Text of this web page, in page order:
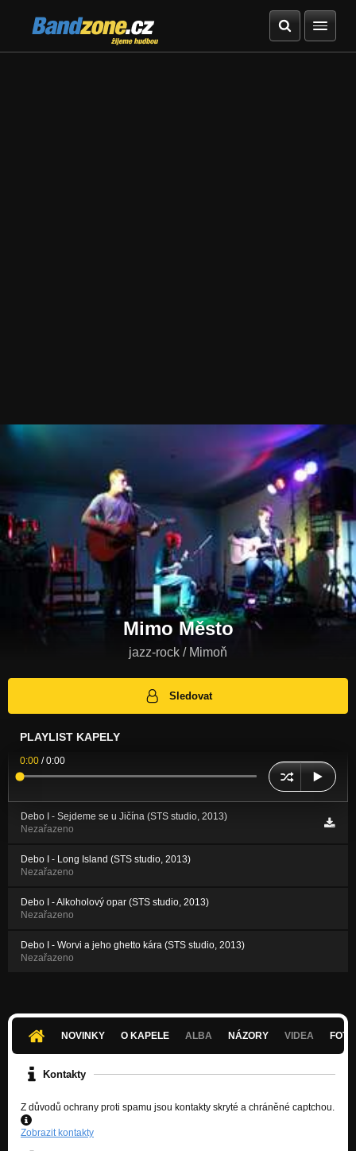
Bandzone.cz
žijeme hudbou
Mimo Město
jazz-rock / Mimoň
Sledovat
PLAYLIST KAPELY
0:00 /0:00
Debo I - Sejdeme se u Jičína (STS studio, 2013)
Nezařazeno
Debo I - Long Island (STS studio, 2013)
Nezařazeno
Debo I - Alkoholový opar (STS studio, 2013)
Nezařazeno
Debo I - Worvi a jeho ghetto kára (STS studio, 2013)
Nezařazeno
NOVINKY O KAPELE ALBA NÁZORY VIDEA
Kontakty
Z důvodů ochrany proti spamu jsou kontakty skryté a chráněné captchou.
Zobrazit kontakty